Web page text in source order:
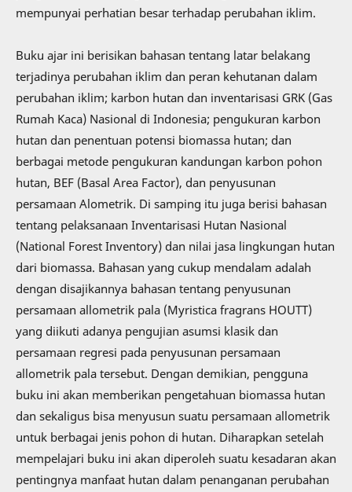
mempunyai perhatian besar terhadap perubahan iklim.
Buku ajar ini berisikan bahasan tentang latar belakang
terjadinya perubahan iklim dan peran kehutanan dalam
perubahan iklim; karbon hutan dan inventarisasi GRK (Gas
Rumah Kaca) Nasional di Indonesia; pengukuran karbon
hutan dan penentuan potensi biomassa hutan; dan
berbagai metode pengukuran kandungan karbon pohon
hutan, BEF (Basal Area Factor), dan penyusunan
persamaan Alometrik. Di samping itu juga berisi bahasan
tentang pelaksanaan Inventarisasi Hutan Nasional
(National Forest Inventory) dan nilai jasa lingkungan hutan
dari biomassa. Bahasan yang cukup mendalam adalah
dengan disajikannya bahasan tentang penyusunan
persamaan allometrik pala (Myristica fragrans HOUTT)
yang diikuti adanya pengujian asumsi klasik dan
persamaan regresi pada penyusunan persamaan
allometrik pala tersebut. Dengan demikian, pengguna
buku ini akan memberikan pengetahuan biomassa hutan
dan sekaligus bisa menyusun suatu persamaan allometrik
untuk berbagai jenis pohon di hutan. Diharapkan setelah
mempelajari buku ini akan diperoleh suatu kesadaran akan
pentingnya manfaat hutan dalam penanganan perubahan